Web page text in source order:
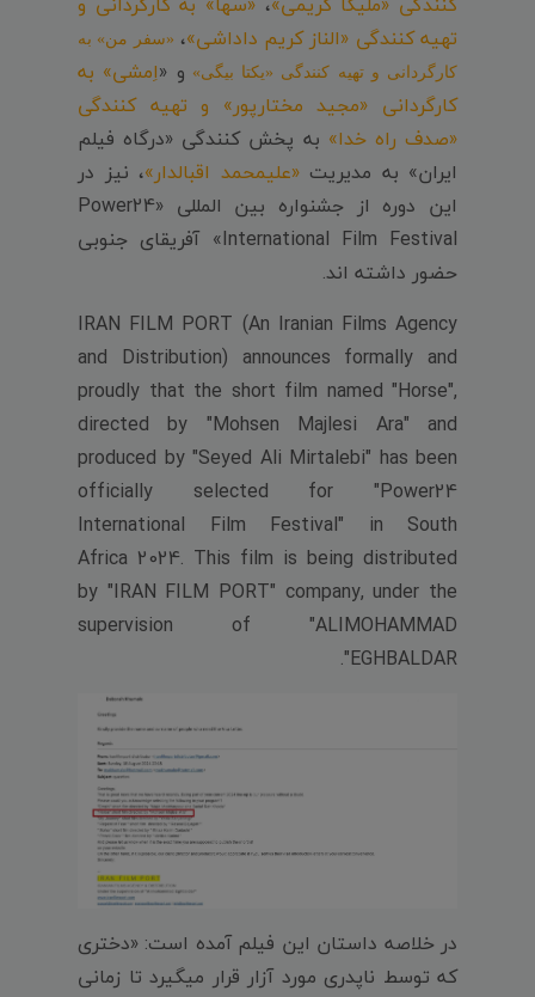
تهیه کنندگی «الناز کریم داداشی»، «سفر من» به
کارگردانی و تهیه کنندگی «یکتا بیگی» و «اِمشی» به
کارگردانی «مجید مختارپور» و تهیه کنندگی
«صدف راه خدا» به پخش کنندگی «درگاه فیلم
ایران» به مدیریت«علیمحمد اقبالدار»، نیز در
این دوره از جشنواره بین المللی «Power24
International Film Festival» آفریقای جنوبی
حضور داشته اند.
IRAN FILM PORT (An Iranian Films Agency
and Distribution) announces formally and
proudly that the short film named "Horse",
directed by "Mohsen Majlesi Ara" and
produced by "Seyed Ali Mirtalebi" has been
officially selected for "Power24
International Film Festival" in South
Africa 2024. This film is being distributed
by "IRAN FILM PORT" company, under the
supervision of "ALIMOHAMMAD
EGHBALDAR".
در خلاصه داستان این فیلم آمده است: «دختری
که توسط ناپدری مورد آزار قرار میگیرد تا زمانی